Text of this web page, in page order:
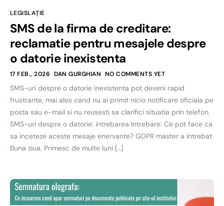
LEGISLAȚIE
SMS de la firma de creditare:
reclamatie pentru mesajele despre
o datorie inexistenta
17 FEB., 2026 DAN GURGHIAN NO COMMENTS YET
SMS-uri despre o datorie inexistenta pot deveni rapid
frustrante, mai ales cand nu ai primit nicio notificare oficiala pe
posta sau e-mail si nu reusesti sa clarifici situatia prin telefon.
SMS-uri despre o datorie: intrebarea Intrebare: Ce pot face ca
sa inceteze aceste mesaje enervante? GDPR master a intrebat
Buna ziua, Primesc de multe luni […]